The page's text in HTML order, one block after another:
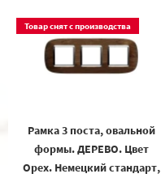
Товар снят с производства
Рамка 3 поста, овальной
формы. ДЕРЕВО. Цвет
Орех. Немецкий стандарт,